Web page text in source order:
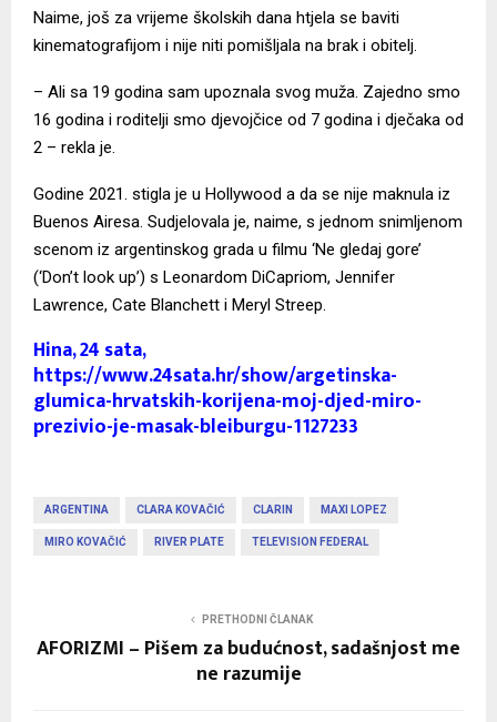
Naime, još za vrijeme školskih dana htjela se baviti
kinematografijom i nije niti pomišljala na brak i obitelj.
– Ali sa 19 godina sam upoznala svog muža. Zajedno smo
16 godina i roditelji smo djevojčice od 7 godina i dječaka od
2 – rekla je.
Godine 2021. stigla je u Hollywood a da se nije maknula iz
Buenos Airesa. Sudjelovala je, naime, s jednom snimljenom
scenom iz argentinskog grada u filmu ‘Ne gledaj gore’
(‘Don’t look up’) s Leonardom DiCapriom, Jennifer
Lawrence, Cate Blanchett i Meryl Streep.
Hina, 24 sata,
https://www.24sata.hr/show/argetinska-
glumica-hrvatskih-korijena-moj-djed-miro-
prezivio-je-masak-bleiburgu-1127233
ARGENTINA CLARA KOVAČIĆ CLARIN MAXI LOPEZ
MIRO KOVAČIĆ RIVER PLATE TELEVISION FEDERAL
PRETHODNI ČLANAK
AFORIZMI – Pišem za budućnost, sadašnjost me
ne razumije